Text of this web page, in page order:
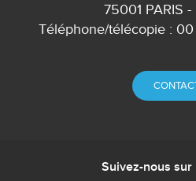
75001 PARIS -
Téléphone/télécopie :
Suivez-nous sur